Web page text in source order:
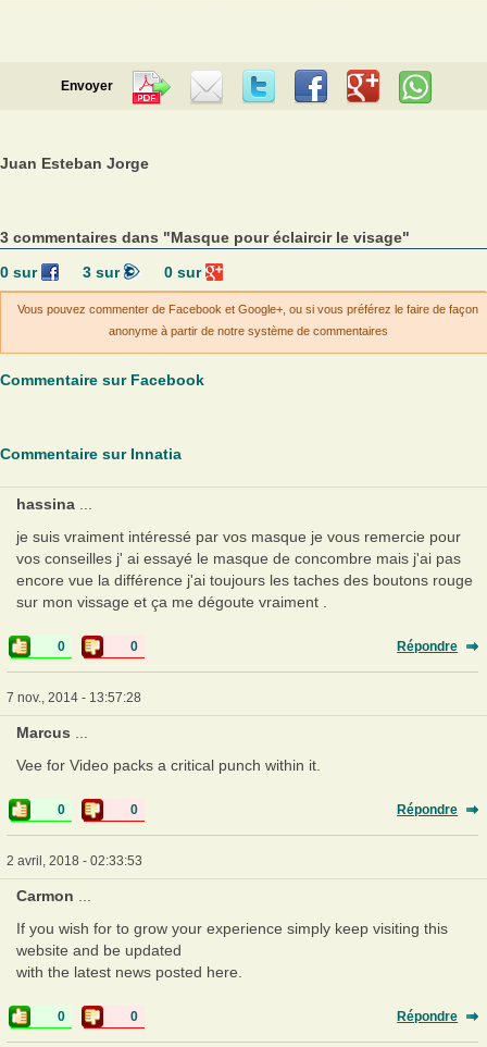
Envoyer
Juan Esteban Jorge
3 commentaires dans "Masque pour éclaircir le visage"
0sur 3sur 0 sur
Vous pouvez commenter de Facebook et Google+, ou si vous préférez le faire de façon
anonyme à partir de notre système de commentaires
Commentaire sur Facebook
Commentaire sur Innatia
hassina
je suis vraiment intéressé par vos masque je vous remercie pour
vos conseilles j' ai essayé le masque de concombre mais j'ai pas
encore vue la différence j'ai toujours les taches des boutons rouge
sur mon vissage et ça me dégoute vraiment .
0 0 Répondre
7 nov., 2014 - 13:57:28
Marcus
Vee for Video packs a critical punch within it.
0 0 Répondre
2 avril, 2018 - 02:33:53
Carmon
If you wish for to grow your experience simply keep visiting this
website and be updated
with the latest news posted here.
0 0 Répondre